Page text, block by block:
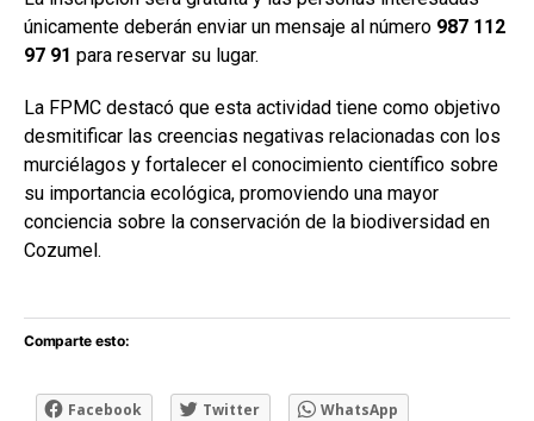
únicamente deberán enviar un mensaje al número 987 112
97 91 para reservar su lugar.
La FPMC destacó que esta actividad tiene como objetivo
desmitificar las creencias negativas relacionadas con los
murciélagos y fortalecer el conocimiento científico sobre
su importancia ecológica, promoviendo una mayor
conciencia sobre la conservación de la biodiversidad en
Cozumel.
Comparte esto:
Facebook Twitter WhatsApp